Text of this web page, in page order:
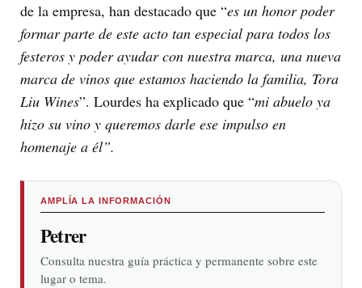
de la empresa, han destacado que “es un honor poder
formar parte de este acto tan especial para todos los
festeros y poder ayudar con nuestra marca, una nueva
marca de vinos que estamos haciendo la familia, Tora
Liu Wines”. Lourdes ha explicado que “mi abuelo ya
hizo su vino y queremos darle ese impulso en
homenaje a él”.
AMPLÍA LA INFORMACIÓN
Petrer
Consulta nuestra guía práctica y permanente sobre este
lugar o tema.